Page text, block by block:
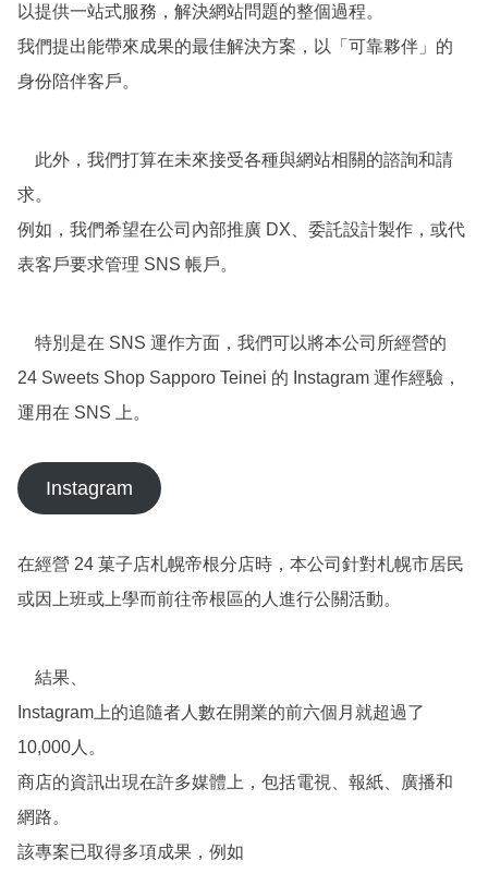
以提供一站式服務，解決網站問題的整個過程。
我們提出能帶來成果的最佳解決方案，以「可靠夥伴」的
身份陪伴客戶。
此外，我們打算在未來接受各種與網站相關的諮詢和請
求。
例如，我們希望在公司內部推廣 DX、委託設計製作，或代
表客戶要求管理 SNS 帳戶。
特別是在 SNS 運作方面，我們可以將本公司所經營的
24 Sweets Shop Sapporo Teinei 的 Instagram 運作經驗，
運用在 SNS 上。
Instagram
在經營 24 菓子店札幌帝根分店時，本公司針對札幌市居民
或因上班或上學而前往帝根區的人進行公關活動。
結果、
Instagram上的追隨者人數在開業的前六個月就超過了
10,000人。
商店的資訊出現在許多媒體上，包括電視、報紙、廣播和
網路。
該專案已取得多項成果，例如